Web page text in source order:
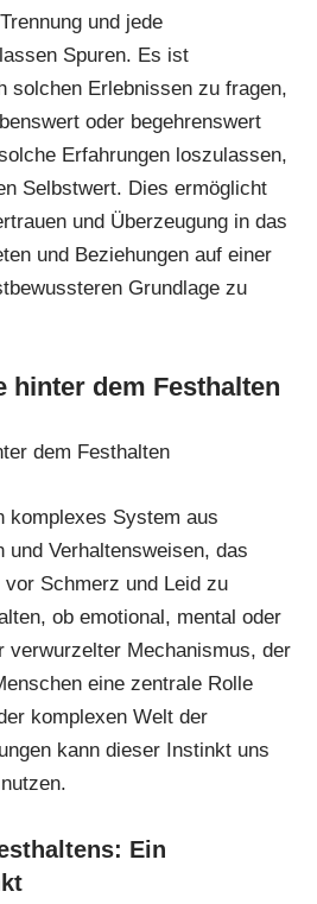
und jede
Spuren. Es ist
solchen Erlebnissen zu fragen,
oder begehrenswert
Erfahrungen loszulassen,
Selbstwert. Dies ermöglicht
und Überzeugung in das
und Beziehungen auf einer
Grundlage zu
hinter dem Festhalten
komplexes System aus
und Verhaltensweisen, das
Schmerz und Leid zu
ob emotional, mental oder
verwurzelter Mechanismus, der
eine zentrale Rolle
komplexen Welt der
kann dieser Instinkt uns
Ein